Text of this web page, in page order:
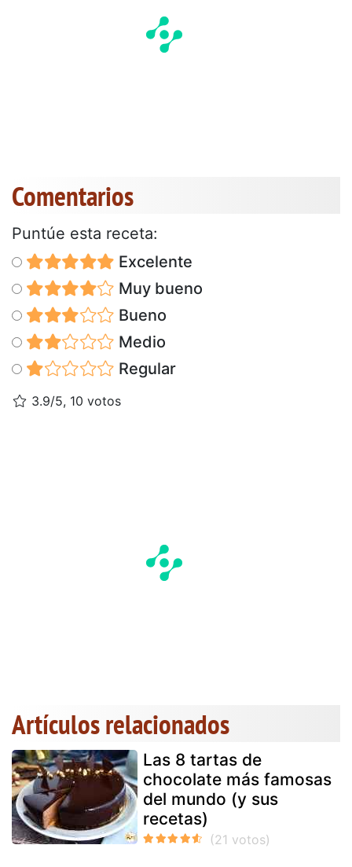
Comentarios
Puntúe esta receta:
Excelente
Muy bueno
Bueno
Medio
Regular
3.9/5, 10 votos
Artículos relacionados
Las 8 tartas de
chocolate más famosas
del mundo (y sus
recetas)